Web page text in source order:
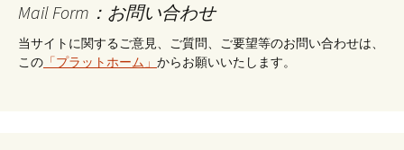
Mail Form：お問い合わせ
当サイトに関するご意見、ご質問、ご要望等のお問い合わせは、
この 「プラットホーム」 からお願いいたします。